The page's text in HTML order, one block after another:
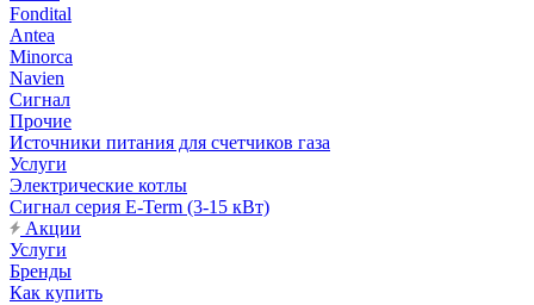
Fondital
Antea
Minorca
Navien
Сигнал
Прочие
Источники питания для счетчиков газа
Услуги
Электрические котлы
Сигнал серия E-Term (3-15 кВт)
Акции
Услуги
Бренды
Как купить